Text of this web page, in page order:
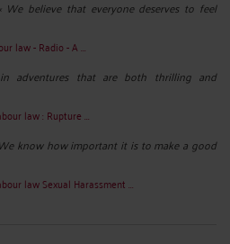
We believe that everyone deserves to feel
law - Radio - A ...
adventures that are both thrilling and
law : Rupture ...
know how important it is to make a good
law Sexual Harassment ...